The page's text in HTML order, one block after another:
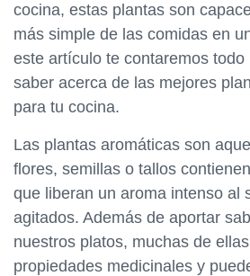
cocina, estas plantas son
más simple de las comidas en
este artículo te contaremos
saber acerca de las mejores
para tu cocina.
Las plantas aromáticas son
flores, semillas o tallos
que liberan un aroma intenso al
agitados. Además de aportar
nuestros platos, muchas de
propiedades medicinales y